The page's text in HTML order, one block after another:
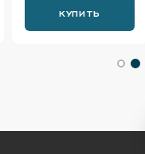
КУПИТЬ